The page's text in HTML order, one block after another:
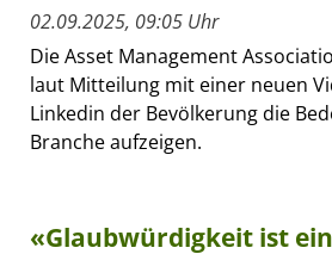
02.09.2025, 09:05 Uhr
Die Asset Management
laut Mitteilung mit einer neuen
Linkedin der Bevölkerung die
Branche aufzeigen.
«Glaubwürdigkeit ist ein